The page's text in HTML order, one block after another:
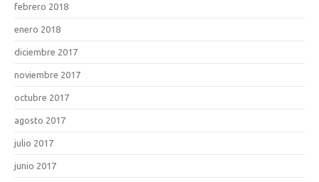
febrero 2018
enero 2018
diciembre 2017
noviembre 2017
octubre 2017
agosto 2017
julio 2017
junio 2017